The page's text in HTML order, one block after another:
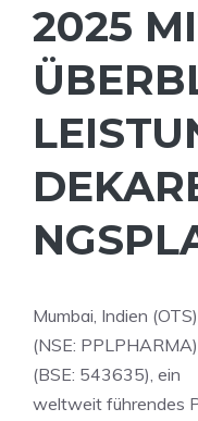
2025
Mumbai, Indien
(NSE: PPLPHARMA)
(BSE: 543635), ein
weltweit führendes